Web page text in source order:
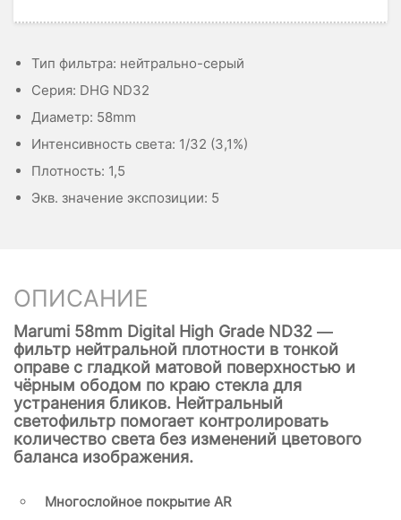
Тип фильтра: нейтрально-серый
Серия: DHG ND32
Диаметр: 58mm
Интенсивность света: 1/32 (3,1%)
Плотность: 1,5
Экв. значение экспозиции: 5
ОПИСАНИЕ
Marumi 58mm Digital High Grade ND32 —
фильтр нейтральной плотности в тонкой
оправе с гладкой матовой поверхностью и
чёрным ободом по краю стекла для
устранения бликов. Нейтральный
светофильтр помогает контролировать
количество света без изменений цветового
баланса изображения.
Многослойное покрытие AR